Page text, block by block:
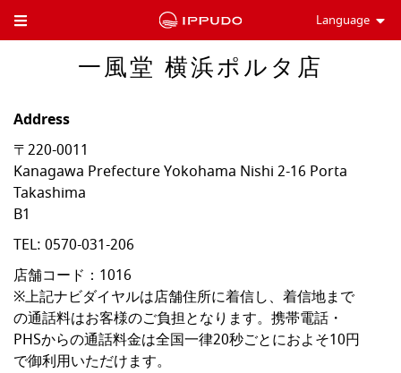
Toggle Header Menu Language
一風堂 横浜ポルタ店
Address
〒220-0011
Kanagawa PrefectureYokohama Nishi 2-16 Porta
Takashima
B1
TEL: 0570-031-206
店舗コード：1016
※上記ナビダイヤルは店舗住所に着信し、着信地まで
の通話料はお客様のご負担となります。携帯電話・
PHSからの通話料金は全国一律20秒ごとにおよそ10円
で御利用いただけます。